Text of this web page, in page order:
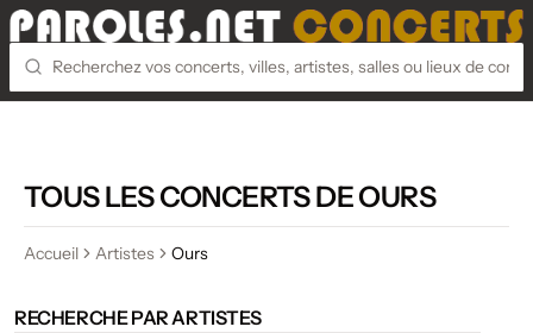
TOUS LES CONCERTS DE OURS
Accueil Artistes Ours
RECHERCHE PAR ARTISTES